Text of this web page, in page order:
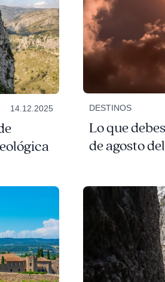
14.12.2025 DESTINOS
Lo que
de agosto